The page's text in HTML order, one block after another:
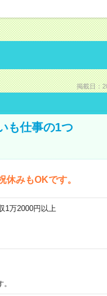
掲載日：
も仕事の1つ
みもOKです。
万2000円以上